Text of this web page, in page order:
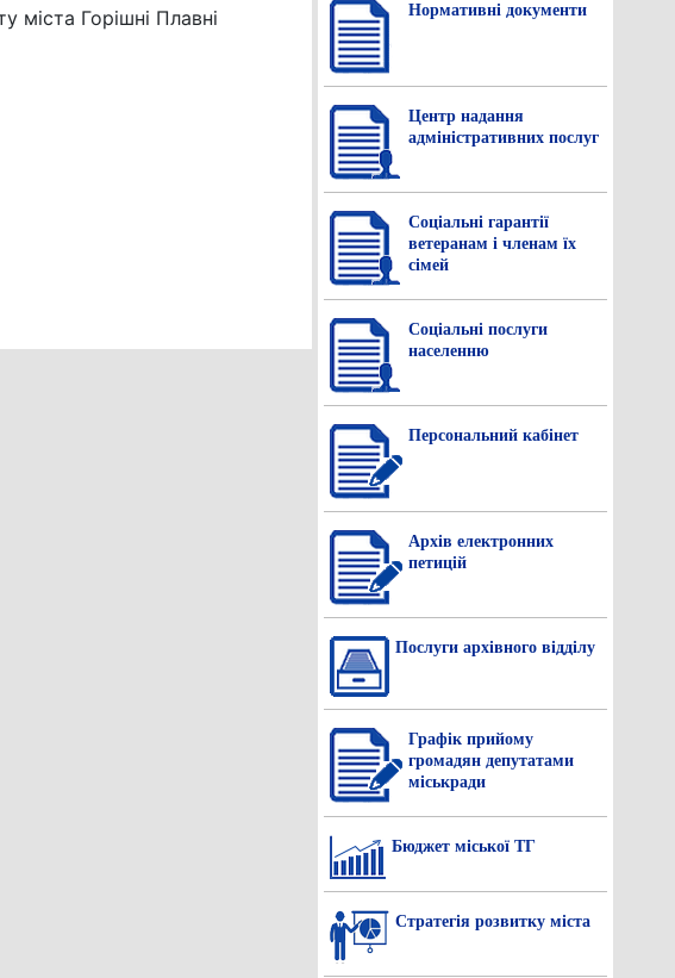
міста Горішні Плавні Нормативнi документи
Центр надання
адміністративних послуг
Соціальні гарантії
ветеранам і членам їх
сімей
Соціальні послуги
населенню
Персональний кабінет
Архів електронних
петицій
Послуги архівного відділу
Графік прийому
громадян депутатами
міськради
Бюджет міської ТГ
Стратегія розвитку міста